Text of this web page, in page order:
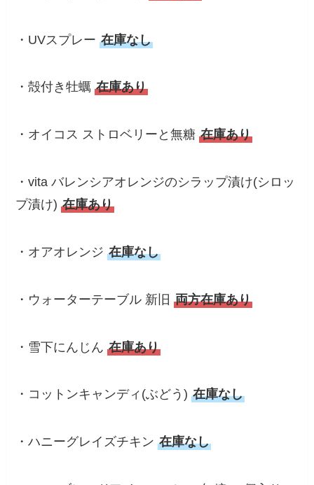
・UVスプレー在庫なし
・殻付き牡蠣在庫あり
・オイコス ストロベリーと無糖在庫あり
・vita バレンシアオレンジのシラップ漬け(シロッ
プ漬け)在庫あり
・オアオレンジ在庫なし
・ウォーターテーブル 新旧両方在庫あり
・雪下にんじん在庫あり
・コットンキャンディ(ぶどう)在庫なし
・ハニーグレイズチキン在庫なし